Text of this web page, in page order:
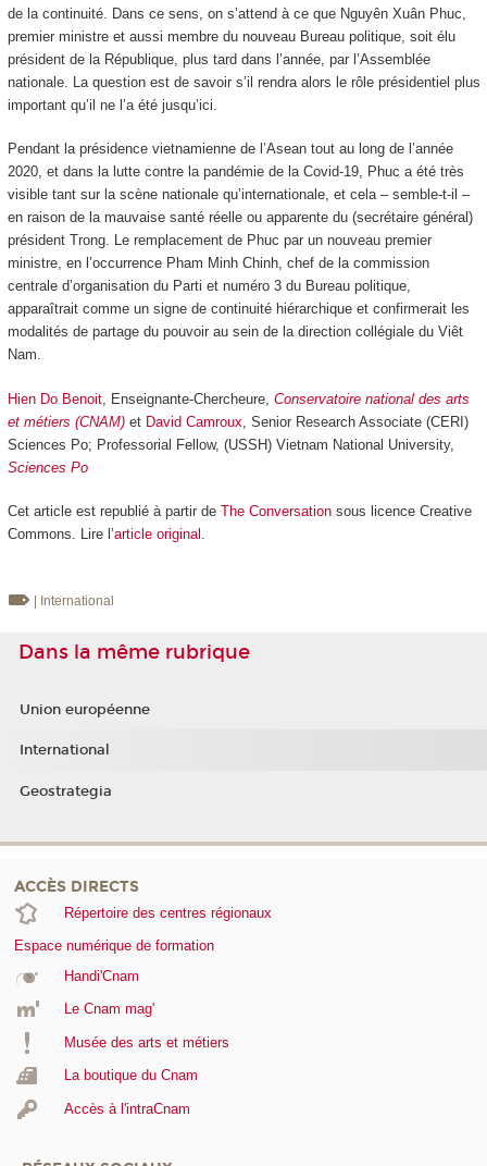
de la continuité. Dans ce sens, on s’attend à ce que Nguyên Xuân Phuc,
premier ministre et aussi membre du nouveau Bureau politique, soit élu
président de la République, plus tard dans l’année, par l’Assemblée
nationale. La question est de savoir s’il rendra alors le rôle présidentiel plus
important qu’il ne l’a été jusqu’ici.
Pendant la présidence vietnamienne de l’Asean tout au long de l’année
2020, et dans la lutte contre la pandémie de la Covid-19, Phuc a été très
visible tant sur la scène nationale qu’internationale, et cela – semble-t-il –
en raison de la mauvaise santé réelle ou apparente du (secrétaire général)
président Trong. Le remplacement de Phuc par un nouveau premier
ministre, en l’occurrence Pham Minh Chinh, chef de la commission
centrale d’organisation du Parti et numéro 3 du Bureau politique,
apparaîtrait comme un signe de continuité hiérarchique et confirmerait les
modalités de partage du pouvoir au sein de la direction collégiale du Viêt
Nam.
Hien Do Benoit, Enseignante-Chercheure, Conservatoire national des arts
et métiers (CNAM)et David Camroux , Senior Research Associate (CERI)
Sciences Po; Professorial Fellow, (USSH) Vietnam National University,
Sciences Po
Cet article est republié à partir de The Conversationsous licence Creative
Commons. Lire l’article original .
| International
Dans la même rubrique
Union européenne
International
Geostrategia
ACCÈS DIRECTS
Répertoire des centres régionaux
Espace numérique de formation
Handi'Cnam
Le Cnam mag'
Musée des arts et métiers
La boutique du Cnam
Accès à l'intraCnam